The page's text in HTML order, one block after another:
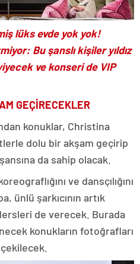
lüks evde yok yok!
Bu şanslı kişiler yıldız
ve konseri de VIP
GEÇİRECEKLER
konuklar, Christina
dolu bir akşam geçirip
da sahip olacak.
ve dansçılığını
ünlü şarkıcının artık
de verecek. Burada
konukların fotoğrafları